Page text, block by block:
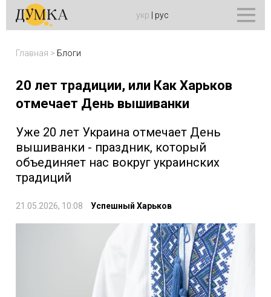
укр рус
Главная > Блоги
20 лет традиции, или Как Харьков
отмечает День вышиванки
Уже 20 лет Украина отмечает День
вышиванки - праздник, который
объединяет нас вокруг украинских
традиций
21.05.2026, 10:08 Успешный Харьков